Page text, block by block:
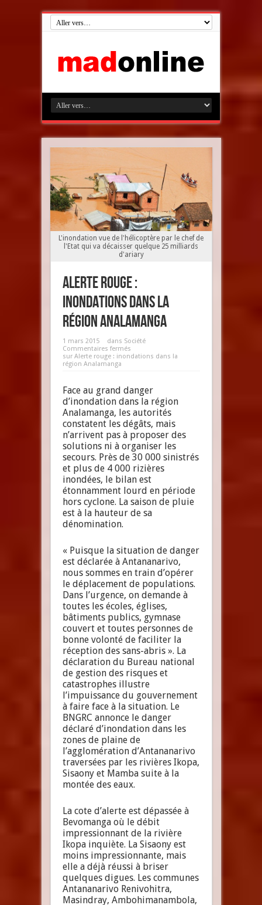
L'inondation vue de l'hélicoptère par le chef de
l'Etat qui va décaisser quelque 25 milliards
d'ariary
Alerte rouge :
inondations dans la
région Analamanga
1 mars 2015 dans Société
Commentaires fermés
sur Alerte rouge : inondations dans la
région Analamanga
Face au grand danger
d’inondation dans la région
Analamanga, les autorités
constatent les dégâts, mais
n’arrivent pas à proposer des
solutions ni à organiser les
secours. Près de 30 000 sinistrés
et plus de 4 000 rizières
inondées, le bilan est
étonnamment lourd en période
hors cyclone. La saison de pluie
est à la hauteur de sa
dénomination.
« Puisque la situation de danger
est déclarée à Antananarivo,
nous sommes en train d’opérer
le déplacement de populations.
Dans l’urgence, on demande à
toutes les écoles, églises,
bâtiments publics, gymnase
couvert et toutes personnes de
bonne volonté de faciliter la
réception des sans-abris ». La
déclaration du Bureau national
de gestion des risques et
catastrophes illustre
l’impuissance du gouvernement
à faire face à la situation. Le
BNGRC annonce le danger
déclaré d’inondation dans les
zones de plaine de
l’agglomération d’Antananarivo
traversées par les rivières Ikopa,
Sisaony et Mamba suite à la
montée des eaux.
La cote d’alerte est dépassée à
Bevomanga où le débit
impressionnant de la rivière
Ikopa inquiète. La Sisaony est
moins impressionnante, mais
elle a déjà réussi à briser
quelques digues. Les communes
Antananarivo Renivohitra,
Masindray, Ambohimanambola,